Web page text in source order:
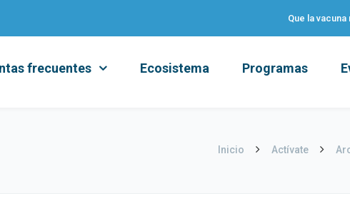
Que la vacuna
frecuentes Ecosistema Programas
Inicio Actívate